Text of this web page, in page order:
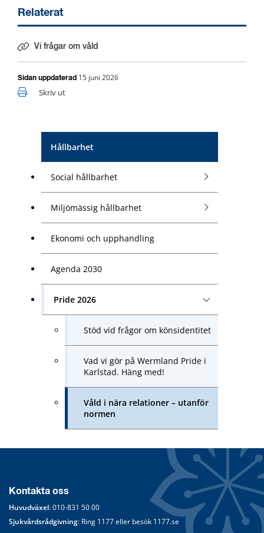
Hållbarhet
Social hållbarhet
Miljömässig hållbarhet
Ekonomi och upphandling
Agenda 2030
Pride 2026
Stöd vid frågor om könsidentitet
Vad vi gör på Wermland Pride i
Karlstad. Häng med!
Våld i nära relationer – utanför
normen
Relaterat
Vi frågar om våld
Sidan uppdaterad 15 juni 2026
Skriv ut
Kontakta oss
Huvudväxel: 010-831 50 00
Sjukvårdsrådgivning: Ring 1177 eller besök 1177.se